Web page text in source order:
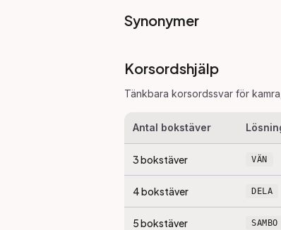
Synonymer
Korsordshjälp
Tänkbara korsordssvar för kamra
Antal bokstäver
3bokstäver VÄN
4bokstäver DELA
5bokstäver SAMBO